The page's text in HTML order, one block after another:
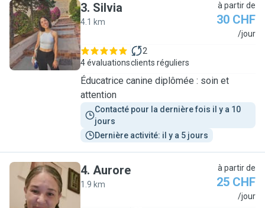
S
3. Silvia
4.1 km
à partir de
30 CHF
/jour
4 évaluations
2
clients réguliers
Éducatrice canine diplômée : soin et
attention
Contacté pour la dernière fois il y a 10
jours
Dernière activité: il y a 5 jours
A
4. Aurore
1.9 km
à partir de
25 CHF
/jour